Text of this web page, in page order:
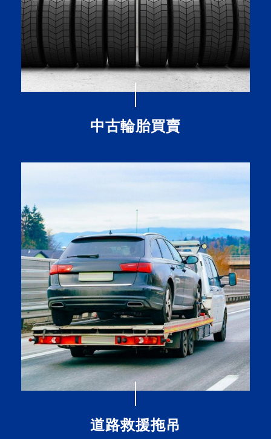
中古輪胎買賣
道路救援拖吊